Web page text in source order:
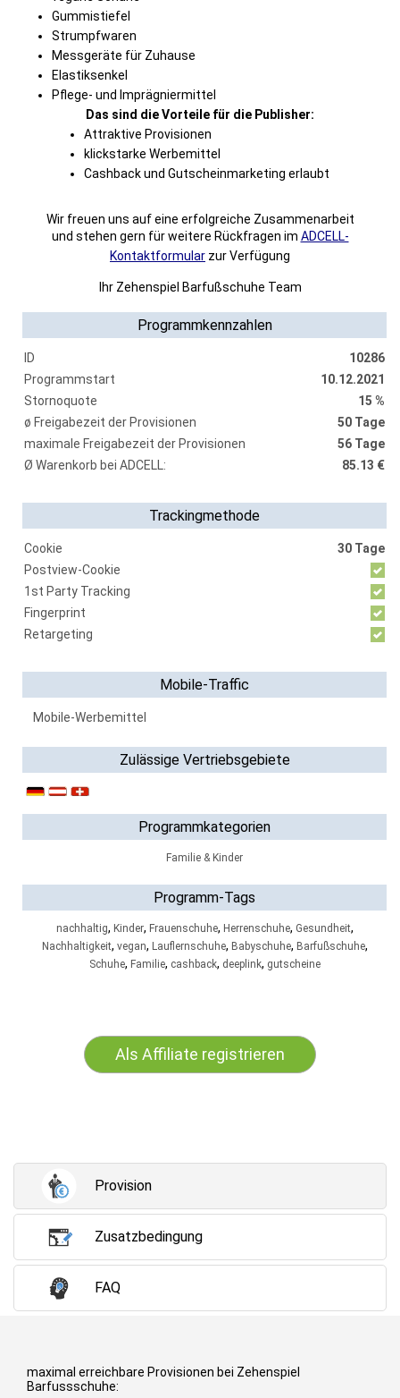
Gummistiefel
Strumpfwaren
Messgeräte für Zuhause
Elastiksenkel
Pflege- und Imprägniermittel
Das sind die Vorteile für die Publisher:
Attraktive Provisionen
klickstarke Werbemittel
Cashback und Gutscheinmarketing erlaubt
Wir freuen uns auf eine erfolgreiche Zusammenarbeit
und stehen gern für weitere Rückfragen im ADCELL-
Kontaktformular zur Verfügung
Ihr Zehenspiel Barfußschuhe Team
Programmkennzahlen
ID
10286
Programmstart
10.12.2021
Stornoquote
15 %
ø Freigabezeit der Provisionen
50 Tage
maximale Freigabezeit der Provisionen
56 Tage
Ø Warenkorb bei ADCELL:
85.13 €
Trackingmethode
Cookie
30 Tage
Postview-Cookie
1st Party Tracking
Fingerprint
Retargeting
Mobile-Traffic
Mobile-Werbemittel
Zulässige Vertriebsgebiete
Programmkategorien
Familie & Kinder
Programm-Tags
nachhaltig, Kinder, Frauenschuhe, Herrenschuhe, Gesundheit,
Nachhaltigkeit, vegan, Lauflernschuhe, Babyschuhe, Barfußschuhe,
Schuhe, Familie, cashback, deeplink, gutscheine
Als Affiliate registrieren
Provision
Zusatzbedingung
FAQ
maximal erreichbare Provisionen bei Zehenspiel
Barfussschuhe: